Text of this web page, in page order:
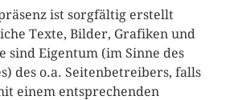
ist sorgfältig erstellt
Texte, Bilder, Grafiken und
sind Eigentum (im Sinne des
des o.a. Seitenbetreibers, falls
einem entsprechenden